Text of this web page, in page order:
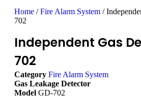
Home /Fire Alarm System /
702
Independent Gas
702
Category Fire Alarm System
Gas Leakage Detector
Model GD-702